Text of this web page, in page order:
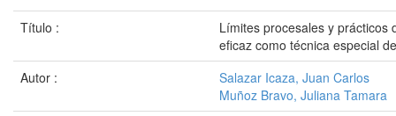
Título :
Límites procesales y prácticos
eficaz como técnica especial
Autor :
Salazar Icaza, Juan Carlos
Muñoz Bravo, Juliana Tamara